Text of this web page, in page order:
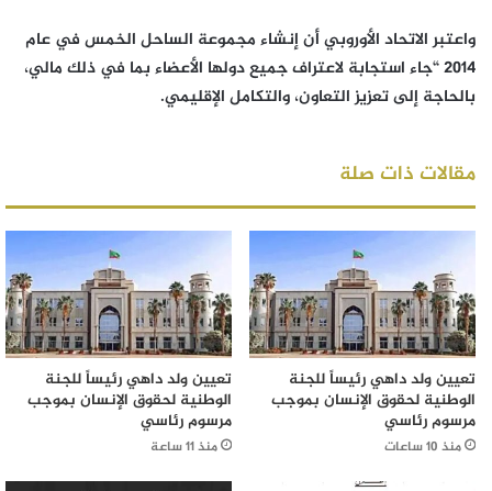
واعتبر الاتحاد الأوروبي أن إنشاء مجموعة الساحل الخمس في عام
2014 “جاء استجابة لاعتراف جميع دولها الأعضاء بما في ذلك مالي،
بالحاجة إلى تعزيز التعاون، والتكامل الإقليمي.
مقالات ذات صلة
تعيين ولد داهي رئيساً للجنة
الوطنية لحقوق الإنسان بموجب
مرسوم رئاسي
منذ 10 ساعات
تعيين ولد داهي رئيساً للجنة
الوطنية لحقوق الإنسان بموجب
مرسوم رئاسي
منذ 11 ساعة